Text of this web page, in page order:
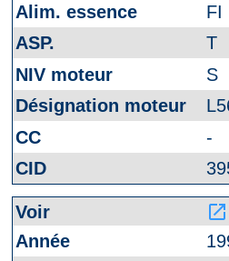
FI
T
S
-
launch